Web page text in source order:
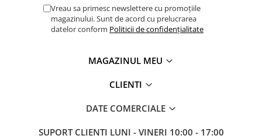
Vreau sa primesc newslettere cu promoțiile
magazinului. Sunt de acord cu prelucrarea
datelor conform Politicii de confidențialitate
MAGAZINUL MEU
CLIENTI
DATE COMERCIALE
SUPORT CLIENTI LUNI - VINERI 10:00 - 17:00